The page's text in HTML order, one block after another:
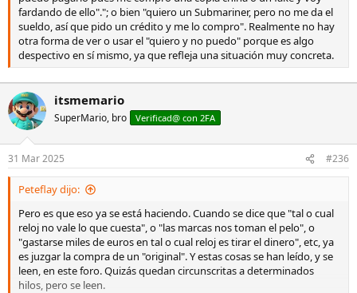
fardando de ello"."; o bien "quiero un Submariner, pero no me da el
sueldo, así que pido un crédito y me lo compro". Realmente no hay
otra forma de ver o usar el "quiero y no puedo" porque es algo
despectivo en sí mismo, ya que refleja una situación muy concreta.
itsmemario
SuperMario, bro Verificad@ con 2FA
31 Mar 2025 #236
Peteflay dijo:
Pero es que eso ya se está haciendo. Cuando se dice que "tal o cual
reloj no vale lo que cuesta", o "las marcas nos toman el pelo", o
"gastarse miles de euros en tal o cual reloj es tirar el dinero", etc, ya
es juzgar la compra de un "original". Y estas cosas se han leído, y se
leen, en este foro. Quizás quedan circunscritas a determinados
hilos, pero se leen.